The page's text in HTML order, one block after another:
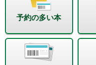
予約の多い本